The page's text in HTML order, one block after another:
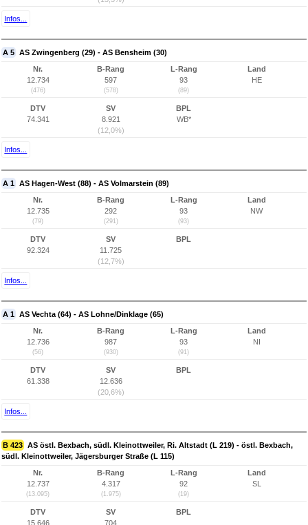
Infos...
A 5 AS Zwingenberg (29) - AS Bensheim (30)
Nr.
12.734
(476)
B-Rang
597
(578)
L-Rang
93
(89)
Land
HE
DTV
74.341
SV
8.921
(12,0%)
BPL
WB*
Infos...
A 1 AS Hagen-West (88) - AS Volmarstein (89)
Nr.
12.735
(79)
B-Rang
292
(291)
L-Rang
93
(93)
Land
NW
DTV
92.324
SV
11.725
(12,7%)
BPL
Infos...
A 1 AS Vechta (64) - AS Lohne/Dinklage (65)
Nr.
12.736
(56)
B-Rang
987
(930)
L-Rang
93
(91)
Land
NI
DTV
61.338
SV
12.636
(20,6%)
BPL
Infos...
B 423 AS östl. Bexbach, südl. Kleinottweiler, Ri. Altstadt (L 219) - östl. Bexbach,
südl. Kleinottweiler, Jägersburger Straße (L 115)
Nr.
12.737
(13.095)
B-Rang
4.317
(1.975)
L-Rang
92
(19)
Land
SL
DTV
15.646
SV
704
BPL